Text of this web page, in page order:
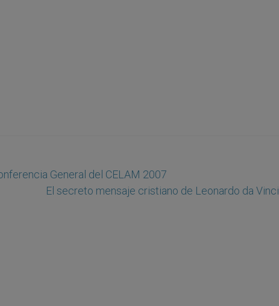
General del CELAM 2007
El secreto mensaje cristiano de Leonardo da Vinci